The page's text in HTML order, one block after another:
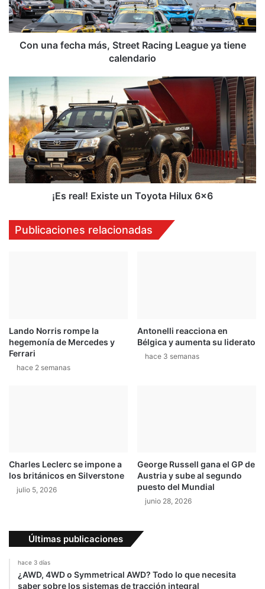
League
ya
tiene
calendario
Con una fecha más, Street Racing League ya tiene
calendario
¡Es
real!
Existe
un
Toyota
Hilux
6x6
¡Es real! Existe un Toyota Hilux 6x6
Publicaciones relacionadas
Lando Norris rompe la
hegemonía de Mercedes y
Ferrari
hace 2 semanas
Antonelli reacciona en
Bélgica y aumenta su liderato
hace 3 semanas
Charles Leclerc se impone a
los británicos en Silverstone
julio 5, 2026
George Russell gana el GP de
Austria y sube al segundo
puesto del Mundial
junio 28, 2026
Últimas publicaciones
hace 3 días
¿AWD, 4WD o Symmetrical AWD? Todo lo que necesita
saber sobre los sistemas de tracción integral